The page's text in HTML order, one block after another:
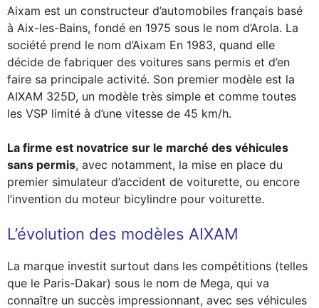
Aixam est un constructeur d’automobiles français basé
à Aix-les-Bains, fondé en 1975 sous le nom d’Arola. La
société prend le nom d’Aixam En 1983, quand elle
décide de fabriquer des voitures sans permis et d’en
faire sa principale activité. Son premier modèle est la
AIXAM 325D, un modèle très simple et comme toutes
les VSP limité à d’une vitesse de 45 km/h.
La firme est novatrice sur le marché des véhicules
sans permis, avec notamment, la mise en place du
premier simulateur d’accident de voiturette, ou encore
l’invention du moteur bicylindre pour voiturette.
L’évolution des modèles AIXAM
La marque investit surtout dans les compétitions (telles
que le Paris-Dakar) sous le nom de Mega, qui va
connaître un succès impressionnant, avec ses véhicules